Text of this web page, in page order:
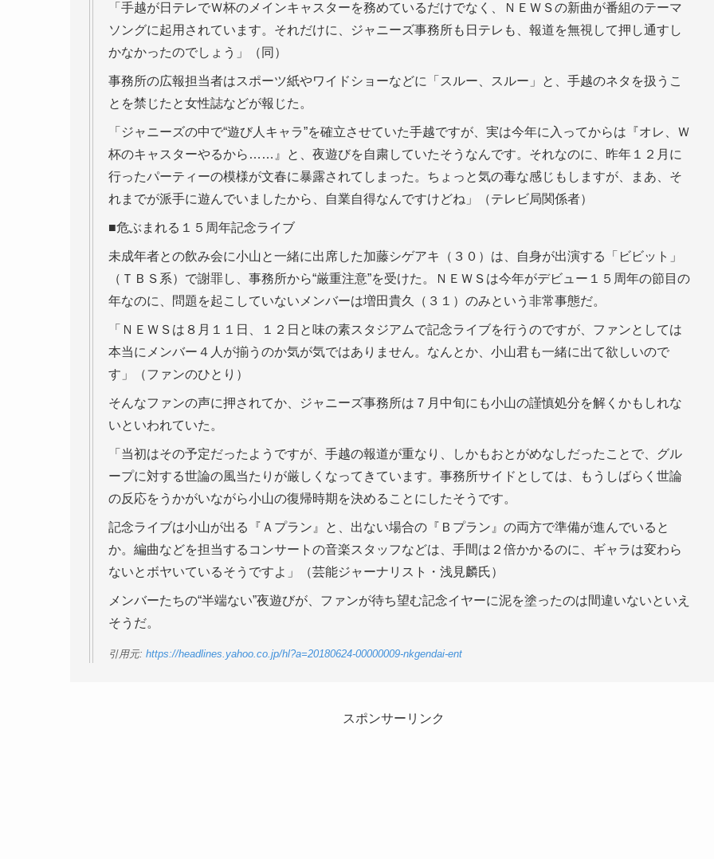
「手越が日テレでＷ杯のメインキャスターを務めているだけでなく、ＮＥＷＳの新曲が番組のテーマ
ソングに起用されています。それだけに、ジャニーズ事務所も日テレも、報道を無視して押し通すし
かなかったのでしょう」（同）
事務所の広報担当者はスポーツ紙やワイドショーなどに「スルー、スルー」と、手越のネタを扱うこ
とを禁じたと女性誌などが報じた。
「ジャニーズの中で“遊び人キャラ”を確立させていた手越ですが、実は今年に入ってからは『オレ、Ｗ
杯のキャスターやるから……』と、夜遊びを自粛していたそうなんです。それなのに、昨年１２月に
行ったパーティーの模様が文春に暴露されてしまった。ちょっと気の毒な感じもしますが、まあ、そ
れまでが派手に遊んでいましたから、自業自得なんですけどね」（テレビ局関係者）
■危ぶまれる１５周年記念ライブ
未成年者との飲み会に小山と一緒に出席した加藤シゲアキ（３０）は、自身が出演する「ビビット」
（ＴＢＳ系）で謝罪し、事務所から“厳重注意”を受けた。ＮＥＷＳは今年がデビュー１５周年の節目の
年なのに、問題を起こしていないメンバーは増田貴久（３１）のみという非常事態だ。
「ＮＥＷＳは８月１１日、１２日と味の素スタジアムで記念ライブを行うのですが、ファンとしては
本当にメンバー４人が揃うのか気が気ではありません。なんとか、小山君も一緒に出て欲しいので
す」（ファンのひとり）
そんなファンの声に押されてか、ジャニーズ事務所は７月中旬にも小山の謹慎処分を解くかもしれな
いといわれていた。
「当初はその予定だったようですが、手越の報道が重なり、しかもおとがめなしだったことで、グル
ープに対する世論の風当たりが厳しくなってきています。事務所サイドとしては、もうしばらく世論
の反応をうかがいながら小山の復帰時期を決めることにしたそうです。
記念ライブは小山が出る『Ａプラン』と、出ない場合の『Ｂプラン』の両方で準備が進んでいると
か。編曲などを担当するコンサートの音楽スタッフなどは、手間は２倍かかるのに、ギャラは変わら
ないとボヤいているそうですよ」（芸能ジャーナリスト・浅見麟氏）
メンバーたちの“半端ない”夜遊びが、ファンが待ち望む記念イヤーに泥を塗ったのは間違いないといえ
そうだ。
引用元: https://headlines.yahoo.co.jp/hl?a=20180624-00000009-nkgendai-ent
スポンサーリンク